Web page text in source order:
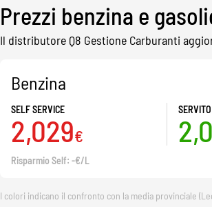
Prezzi benzina e
Il distributore Q8 Gestione Carburanti
Benzina
SELF SERVICE
2,029€
SERVITO
Risparmio Self: -€/L
I colori indicano il confronto con la media provinciale